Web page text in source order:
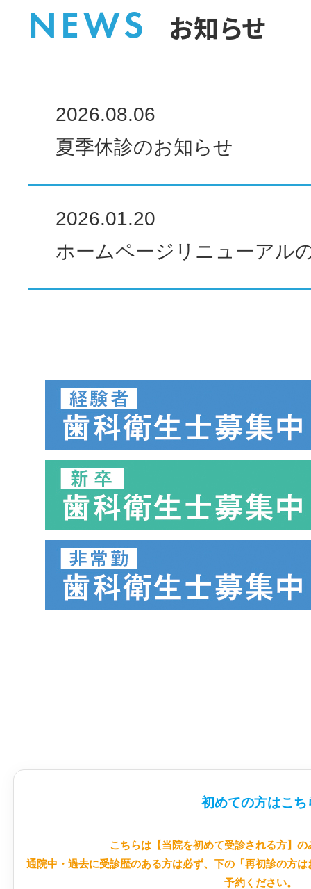
NEWS お知らせ
2026.08.06
夏季休診のお知らせ
2026.01.20
ホームページリニューアル
初めての方はこち
こちらは【当院を初めて受診される方】
通院中・過去に受診歴のある方は必ず、下の「再初診の方
予約ください。